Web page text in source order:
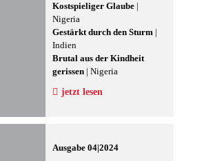
Kostspieliger Glaube |
Nigeria
Gestärkt durch den Sturm |
Indien
Brutal aus der Kindheit
gerissen | Nigeria
jetzt lesen
Ausgabe 04|2024